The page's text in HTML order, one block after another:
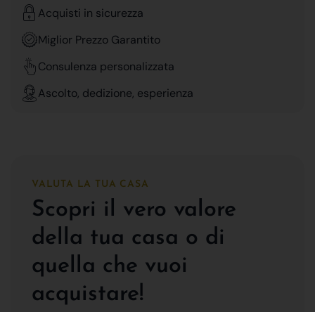
Acquisti in sicurezza
Miglior Prezzo Garantito
Consulenza personalizzata
Ascolto, dedizione, esperienza
VALUTA LA TUA CASA
Scopri il vero valore
della tua casa o di
quella che vuoi
acquistare!